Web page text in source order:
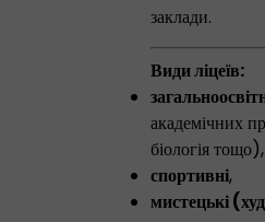
заклади.
Види ліцеїв:
академічних
біологія тощо),
спортивні,
мистецькі